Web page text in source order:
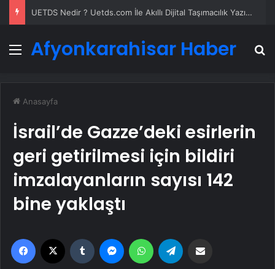
UETDS Nedir ? Uetds.com İle Akıllı Dijital Taşımacılık Yazılımı
Menü
Afyonkarahisar Haber
Anasayfa
İsrail’de Gazze’deki esirlerin
geri getirilmesi için bildiri
imzalayanların sayısı 142
bine yaklaştı
Facebook Tumblr MessengerWhatsApp